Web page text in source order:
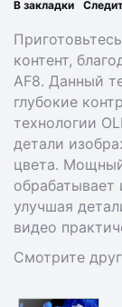
В закладки
контент,
AF8. Данный
глубокие
технологии
детали
цвета.
улучшая
видео
Смотрите